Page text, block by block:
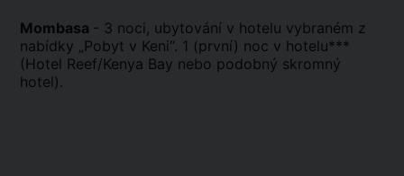
Mombasa - 3 noci, ubytování v hotelu vybraném z
nabídky „Pobyt v Keni“. 1 (první) noc v hotelu***
(Hotel Reef/Kenya Bay nebo podobný skromný
hotel).